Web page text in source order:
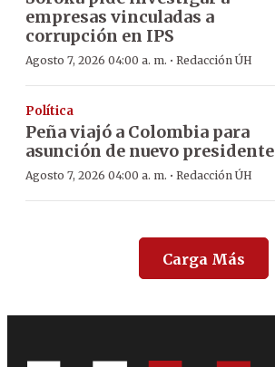
empresas vinculadas a
corrupción en IPS
Agosto 7, 2026 04:00 a. m. · Redacción ÚH
Política
Peña viajó a Colombia para
asunción de nuevo presidente
Agosto 7, 2026 04:00 a. m. · Redacción ÚH
Carga Más